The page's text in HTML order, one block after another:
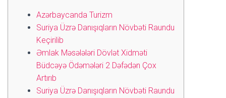
Azərbaycanda Turizm
Suriya Üzrə Danışıqların Növbəti Raundu
Keçirilib
Əmlak Məsələləri Dövlət Xidməti
Büdcəyə Ödəmələri 2 Dəfədən Çox
Artırıb
Suriya Üzrə Danışıqların Növbəti Raundu